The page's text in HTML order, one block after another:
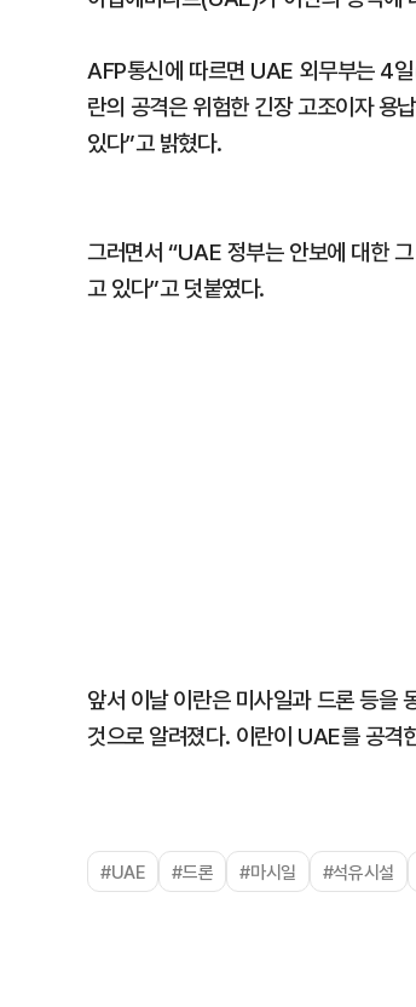
AFP통신에 따르면 UAE 외무부는 4
란의 공격은 위험한 긴장 고조이자 용
있다”고 밝혔다.
그러면서 “UAE 정부는 안보에 대한
고 있다”고 덧붙였다.
앞서 이날 이란은 미사일과 드론 등을
것으로 알려졌다. 이란이 UAE를 공격
#UAE #드론 #마시일 #석유시설